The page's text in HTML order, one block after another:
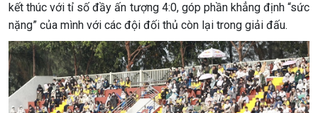
kết thúc với tỉ số đầy ấn tượng 4:0, góp phần khẳng định “sức
nặng” của mình với các đội đối thủ còn lại trong giải đấu.